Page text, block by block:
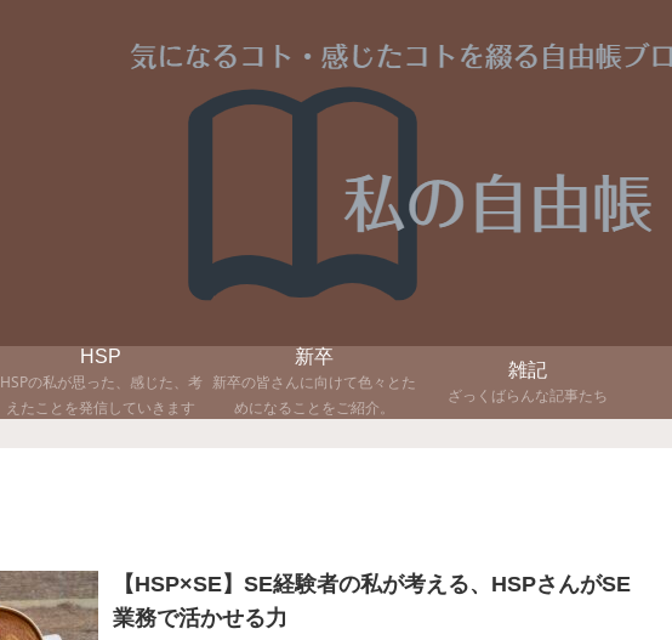
HSP
HSPの私が思った、感じた、考
えたことを発信していきます
新卒
新卒の皆さんに向けて色々とた
めになることをご紹介。
雑記
ざっくばらんな記事たち
【HSP×SE】SE経験者の私が考える、HSPさんがSE
業務で活かせる力